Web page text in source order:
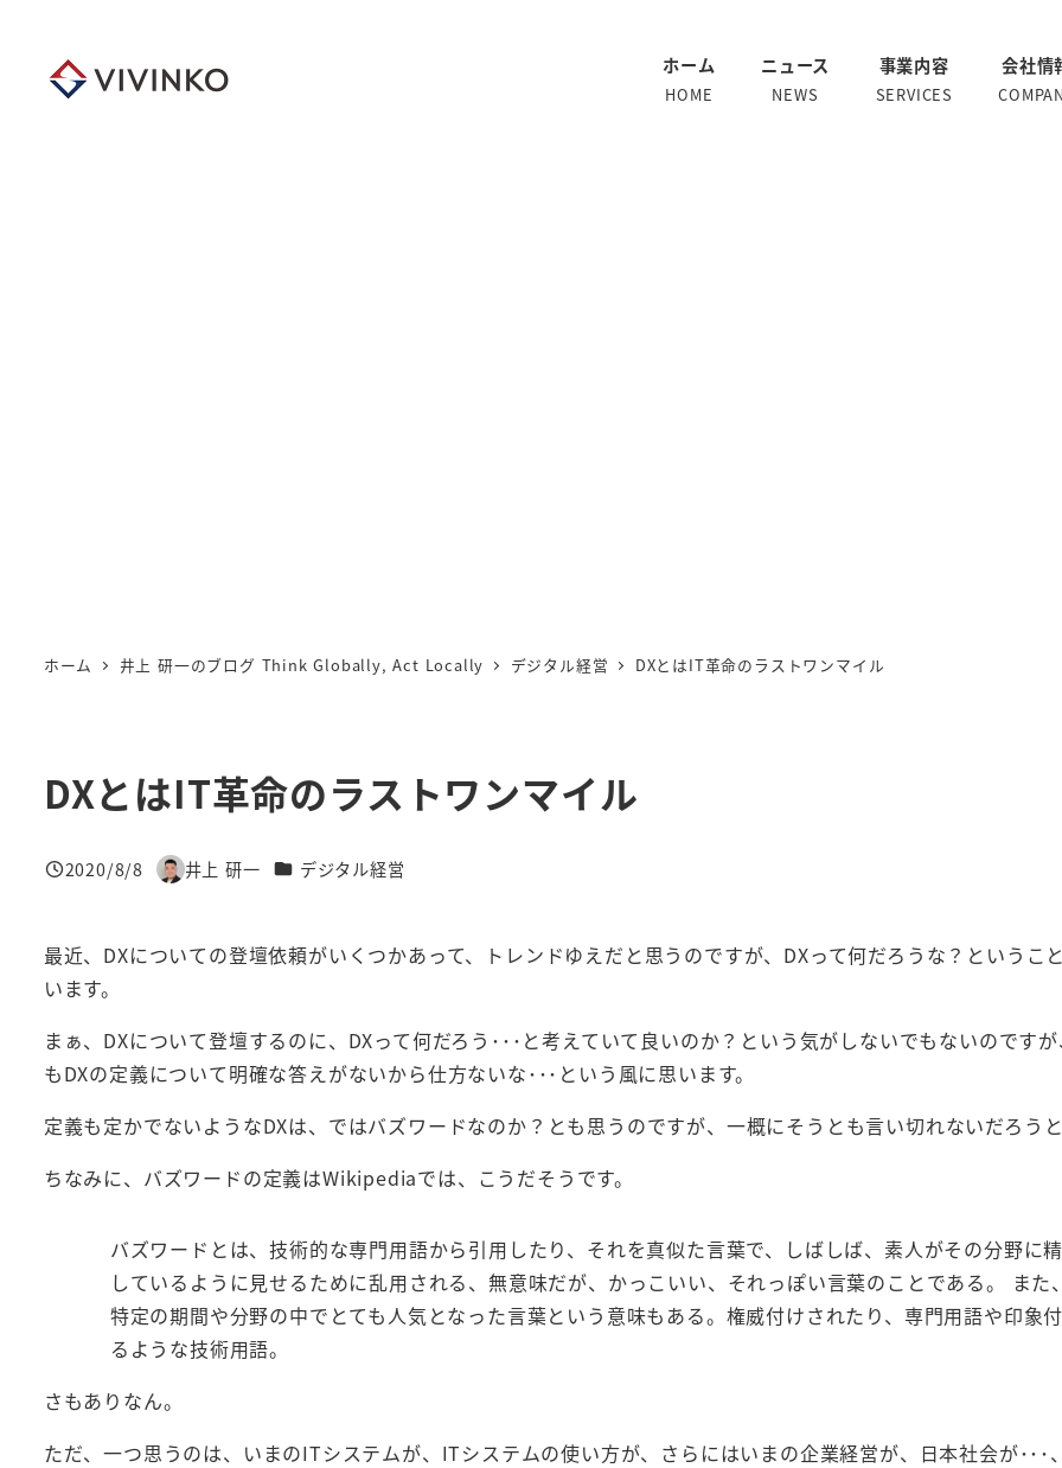
ホーム
HOME
ニュース
NEWS
事業内容
SERVICES
会社情
ホーム 井上 研一のブログ Think Globally, Act Locally デジタル経営 DXとはIT革命のラストワンマイル
DXとはIT革命のラストワンマイル
投稿日
2020/8/8
著
井上 研一 カテゴリー
デジタル経営
最近、DXについての登壇依頼がいくつかあって、トレンドゆえだと思うのですが、DXって何だろうな？というこ
います。
まぁ、DXについて登壇するのに、DXって何だろう･･･と考えていて良いのか？という気がしないでもないのです
もDXの定義について明確な答えがないから仕方ないな･･･という風に思います。
定義も定かでないようなDXは、ではバズワードなのか？とも思うのですが、一概にそうとも言い切れないだろうと
ちなみに、バズワードの定義はWikipediaでは、こうだそうです。
バズワードとは、技術的な専門用語から引用したり、それを真似た言葉で、しばしば、素人がその分野に
しているように見せるために乱用される、無意味だが、かっこいい、それっぽい言葉のことである。 また、
特定の期間や分野の中でとても人気となった言葉という意味もある。権威付けされたり、専門用語や印象
るような技術用語。
さもありなん。
ただ、一つ思うのは、いまのITシステムが、ITシステムの使い方が、さらにはいまの企業経営が、日本社会が･･･